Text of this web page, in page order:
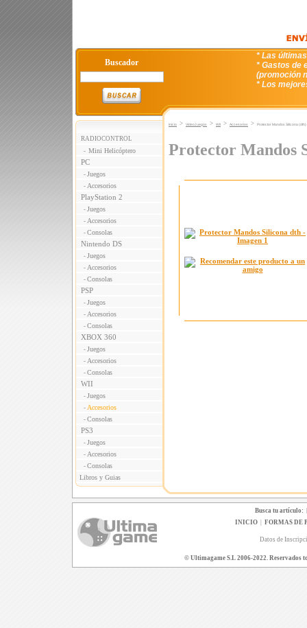
Buscador
* Las
* Gastos de
(promoción
* Los
RADIOCONTROL
- Mini Helicóptero
PC
- Juegos
- Accesorios
PlayStation 2
- Juegos
- Accesorios
- Consolas
Nintendo DS
- Juegos
- Accesorios
- Consolas
PSP
- Juegos
- Accesorios
- Consolas
XBOX 360
- Juegos
- Accesorios
- Consolas
WII
- Juegos
- Accesorios
- Consolas
PS3
- Juegos
- Accesorios
- Consolas
Libros y Guias
Inicio > VideoJuegos > WII > Accesorios > Protector Mandos Silicona (dth)
Protector Mandos
Busca tu artículo:
INICIO| FORMAS DE
Datos de
© Ultimagame S.L 2006-2022. Reservados